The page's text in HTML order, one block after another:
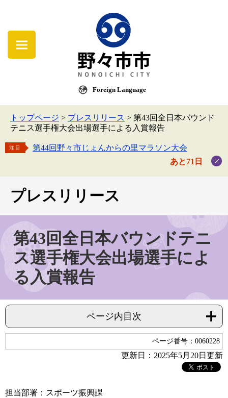
Foreign Language
トップページ > プレスリリース > 第43回全日本バウンド
テニス選手権大会出場選手による入賞報告
注目
第44回野々市じょんからの里マラソン大会
あと71日
プレスリリース
第43回全日本バウンドテニ
ス選手権大会出場選手によ
る入賞報告
ページ内目次
ページ番号：0060228
更新日：2025年5月20日更新
担当部署：スポーツ振興課